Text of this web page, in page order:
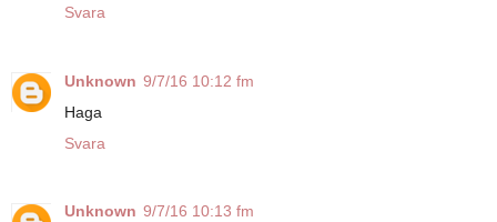
Svara
Unknown 9/7/16 10:12 fm
Haga
Svara
Unknown 9/7/16 10:13 fm